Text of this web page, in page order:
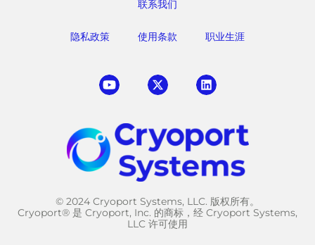
联系我们
隐私政策 使用条款 职业生涯
© 2024 Cryoport Systems, LLC. 版权所有。
Cryoport® 是 Cryoport, Inc. 的商标，经 Cryoport Systems,
LLC 许可使用